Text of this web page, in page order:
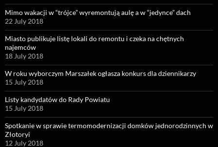
Mimo wakacji w “trójce” wyremontują aulę a w “jedynce” dach
22 July 2018
Miasto publikuje listę lokali do remontu i czeka na chętnych
najemców
18 July 2018
W roku wyborczym Marszałek ogłasza konkurs dla dziennikarzy
15 July 2018
Listy kandydatów do Rady Powiatu
15 July 2018
Spotkanie w sprawie termomodernizacji domków jednorodzinnych w
Złotoryi
12 July 2018